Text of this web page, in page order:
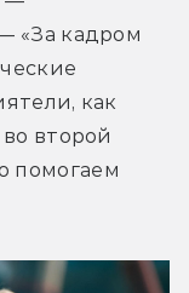
«За кадром
как
второй
помогаем